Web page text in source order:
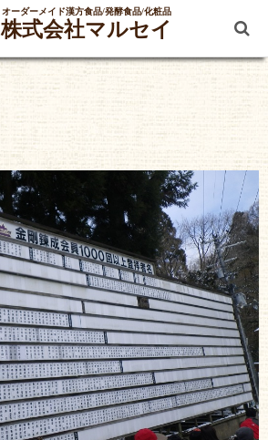
オーダーメイド漢方食品/発酵食品/化粧品
株式会社マルセイ